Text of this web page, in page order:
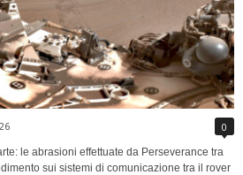
0
le abrasioni effettuate da Perseverance tra
sui sistemi di comunicazione tra il rover